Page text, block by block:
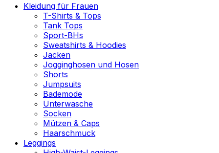
Kleidung für Frauen
T-Shirts & Tops
Tank Tops
Sport-BHs
Sweatshirts & Hoodies
Jacken
Jogginghosen und Hosen
Shorts
Jumpsuits
Bademode
Unterwäsche
Socken
Mützen & Caps
Haarschmuck
Leggings